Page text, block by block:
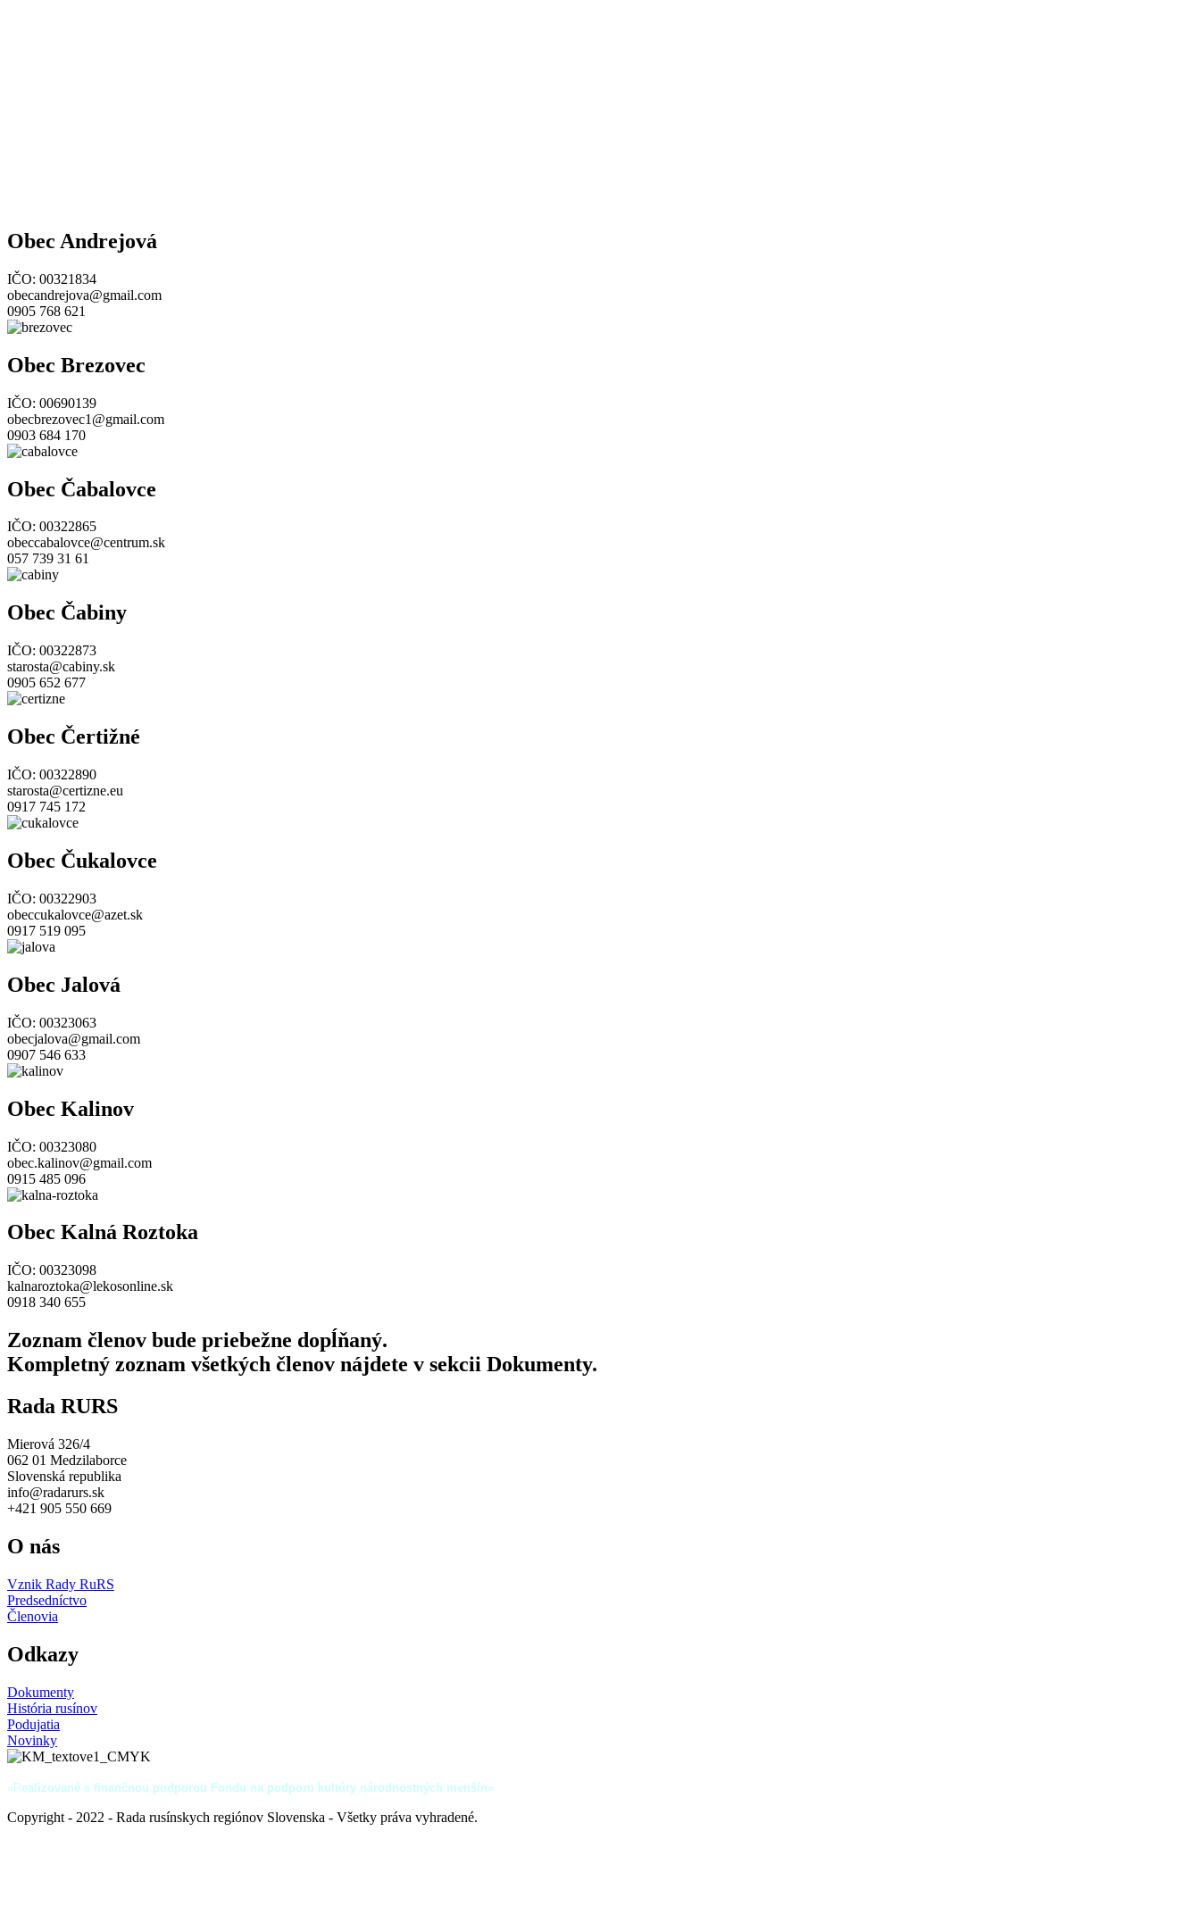
Obec Andrejová
IČO: 00321834
obecandrejova@gmail.com
0905 768 621
Obec Brezovec
IČO: 00690139
obecbrezovec1@gmail.com
0903 684 170
Obec Čabalovce
IČO: 00322865
obeccabalovce@centrum.sk
057 739 31 61
Obec Čabiny
IČO: 00322873
starosta@cabiny.sk
0905 652 677
Obec Čertižné
IČO: 00322890
starosta@certizne.eu
0917 745 172
Obec Čukalovce
IČO: 00322903
obeccukalovce@azet.sk
0917 519 095
Obec Jalová
IČO: 00323063
obecjalova@gmail.com
0907 546 633
Obec Kalinov
IČO: 00323080
obec.kalinov@gmail.com
0915 485 096
Obec Kalná Roztoka
IČO: 00323098
kalnaroztoka@lekosonline.sk
0918 340 655
Zoznam členov bude priebežne dopĺňaný.
Kompletný zoznam všetkých členov nájdete v sekcii Dokumenty.
Rada RURS
Mierová 326/4
062 01 Medzilaborce
Slovenská republika
info@radarurs.sk
+421 905 550 669
O nás
Vznik Rady RuRS
Predsedníctvo
Členovia
Odkazy
Dokumenty
História rusínov
Podujatia
Novinky
«Realizované s finančnou podporou Fondu na podporu kultúry národnostných menšín»
Copyright - 2022 - Rada rusínskych regiónov Slovenska - Všetky práva vyhradené.